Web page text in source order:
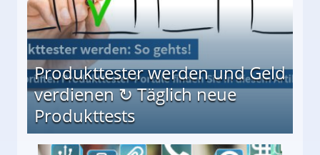
Produkttester werden und Geld
verdienen ↻ Täglich neue
Produkttests
↻ Täglich neue Produkttests